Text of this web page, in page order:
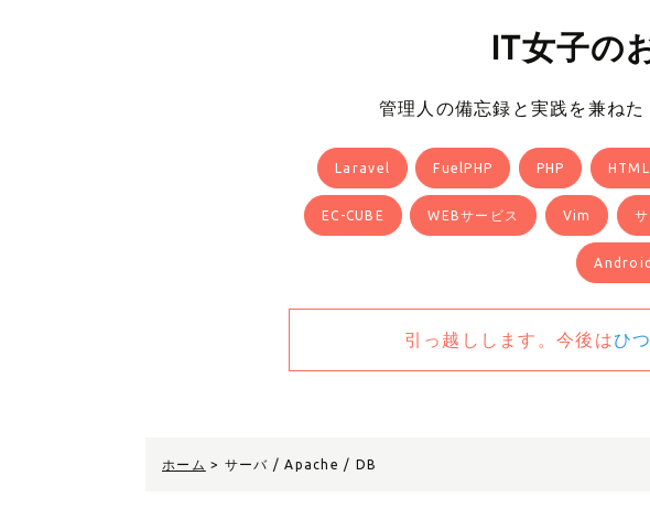
IT女子の
管理人の備忘録と実践を兼ね
Laravel FuelPHP PHP
EC-CUBE WEBサービス Vim
Android
引っ越しします。今後はひ
ホーム > サーバ / Apache / DB